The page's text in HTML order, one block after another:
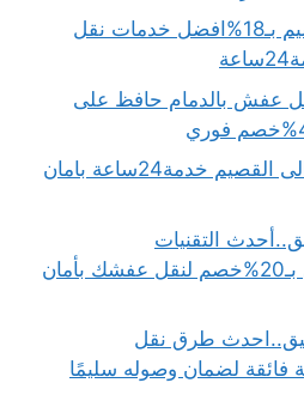
دينا نقل عفش حي النسيم بـ18%افضل خدمات نقل
نقل عفش بالدمام حافظ على
نقل عفش من الرياض الى القصيم خدمة24ساعة بامان
التقنيات
والأساليب..الخيار الأمثل بـ20%خصم لنقل عفشك بأمان
طرق نقل
فائقة لضمان وصوله سليمًا